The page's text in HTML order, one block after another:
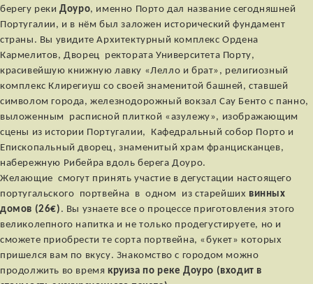
берегу рекиДоуро, именно Порто дал название сегодняшней
Португалии, и в нём был заложен исторический фундамент
страны. Вы увидите Архитектурный комплекс Ордена
Кармелитов, Дворец ректората Университета Порту,
красивейшую книжную лавку «Лелло и брат», религиозный
комплекс Клирегиуш со своей знаменитой башней, ставшей
символом города, железнодорожный вокзал Сау Бенто с панно,
выложенным расписной плиткой «азулежу», изображающим
сцены из истории Португалии, Кафедральный собор Порто и
Епископальный дворец, знаменитый храм францисканцев,
набережную Рибейра вдоль берега Доуро.
Желающие смогут принять участие в дегустации настоящего
португальского портвейна в одном из старейших винных
домов (26€). Вы узнаете все о процессе приготовления этого
великолепного напитка и не только продегустируете, но и
сможете приобрести те сорта портвейна, «букет» которых
пришелся вам по вкусу. Знакомство с городом можно
продолжить во время круиза по реке Доуро (входит в